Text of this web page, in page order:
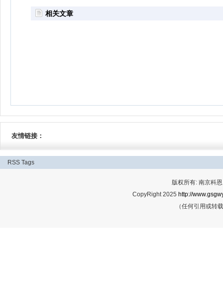
相关文章
友情链接：
RSS Tags
版权所有: 南京科
CopyRight 2025 http://
（任何引用或转